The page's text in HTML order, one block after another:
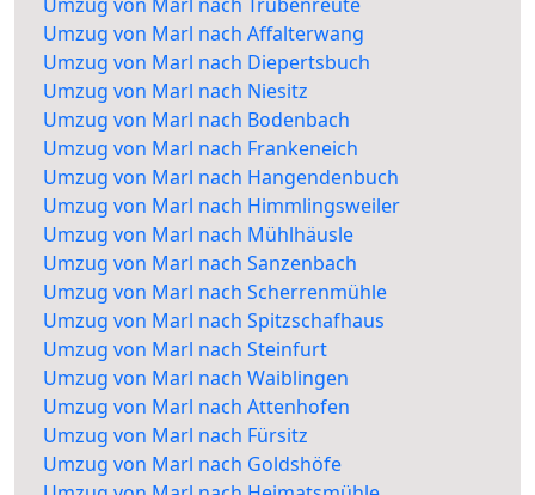
Umzug von Marl nach Affalterwang
Umzug von Marl nach Diepertsbuch
Umzug von Marl nach Niesitz
Umzug von Marl nach Bodenbach
Umzug von Marl nach Frankeneich
Umzug von Marl nach Hangendenbuch
Umzug von Marl nach Himmlingsweiler
Umzug von Marl nach Mühlhäusle
Umzug von Marl nach Sanzenbach
Umzug von Marl nach Scherrenmühle
Umzug von Marl nach Spitzschafhaus
Umzug von Marl nach Steinfurt
Umzug von Marl nach Waiblingen
Umzug von Marl nach Attenhofen
Umzug von Marl nach Fürsitz
Umzug von Marl nach Goldshöfe